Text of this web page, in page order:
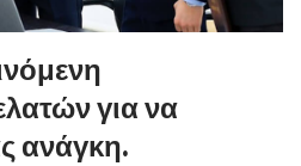
για να
ανάγκη.